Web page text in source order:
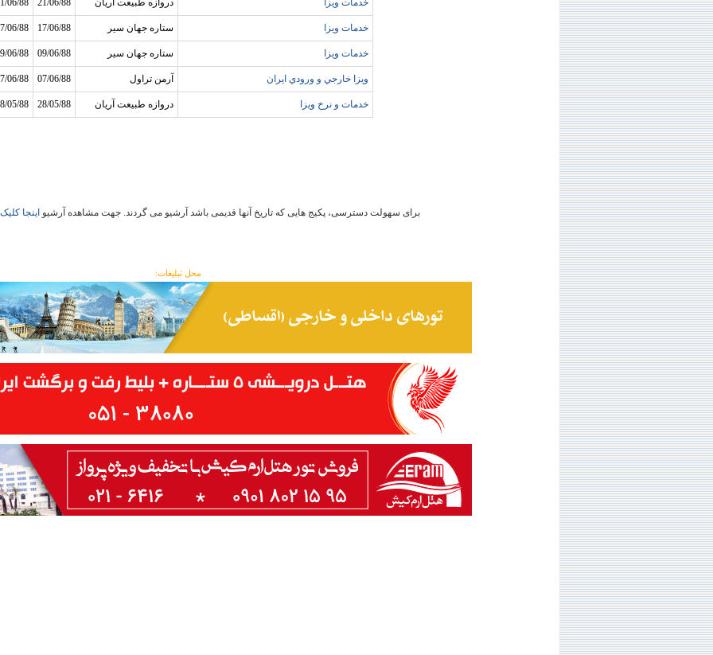
خدمات ويزا دروازه طبيعت آريان 21/06/88
06/88
خدمات ويزا ستاره جهان سير 17/06/88
06/88
خدمات ويزا ستاره جهان سير 09/06/88
06/88
ويزا خارجي و ورودي ايران آرمن تراول 07/06/88
06/88
خدمات و نرخ ويزا دروازه طبيعت آريان 28/05/88
05/88
برای سهولت دسترسی، پکیج هایی که تاریخ آنها قدیمی باشد آرشیو می گردند. جهت مشاهده آرشیو اینجا
محل تبلیغات: